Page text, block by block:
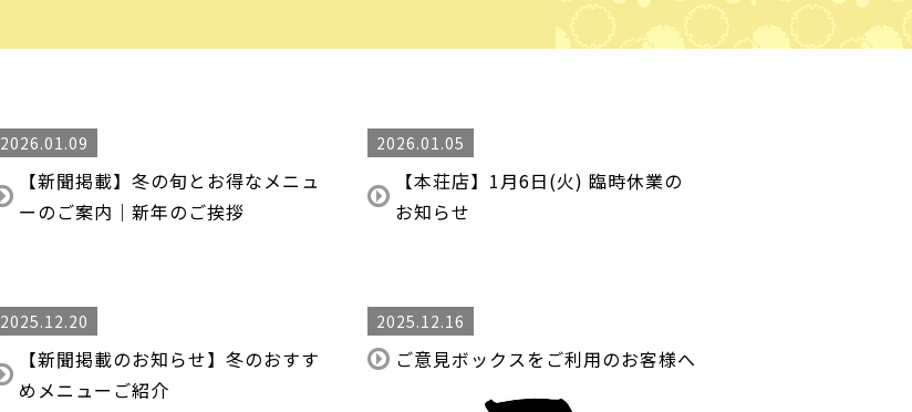
2026.01.09
【新聞掲載】冬の旬とお得なメニュ
ーのご案内｜新年のご挨拶
2026.01.05
【本荘店】1月6日(火) 臨時休業の
お知らせ
2025.12.20
【新聞掲載のお知らせ】冬のおすす
めメニューご紹介
2025.12.16
ご意見ボックスをご利用のお客様へ